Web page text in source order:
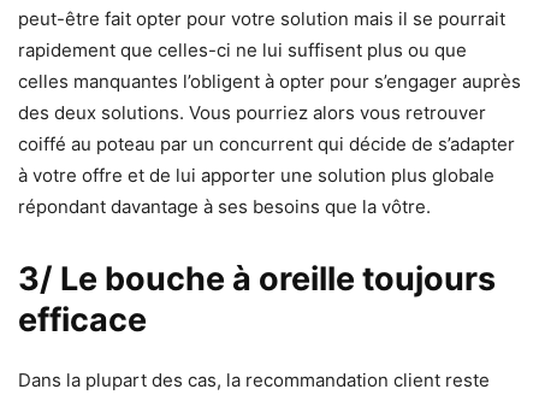
peut-être fait opter pour votre solution mais il se pourrait
rapidement que celles-ci ne lui suffisent plus ou que
celles manquantes l’obligent à opter pour s’engager auprès
des deux solutions. Vous pourriez alors vous retrouver
coiffé au poteau par un concurrent qui décide de s’adapter
à votre offre et de lui apporter une solution plus globale
répondant davantage à ses besoins que la vôtre.
3/ Le bouche à oreille toujours
efficace
Dans la plupart des cas, la recommandation client reste